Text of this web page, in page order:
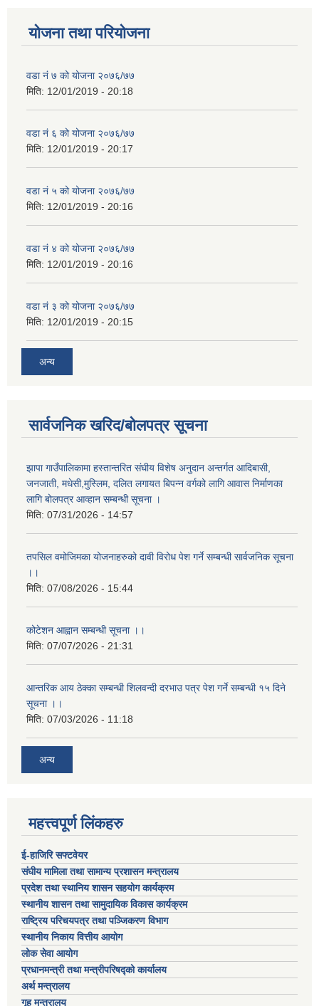
योजना तथा परियोजना
वडा नं ७ को योजना २०७६/७७
मिति: 12/01/2019 - 20:18
वडा नं ६ को योजना २०७६/७७
मिति: 12/01/2019 - 20:17
वडा नं ५ को योजना २०७६/७७
मिति: 12/01/2019 - 20:16
वडा नं ४ को योजना २०७६/७७
मिति: 12/01/2019 - 20:16
वडा नं ३ को योजना २०७६/७७
मिति: 12/01/2019 - 20:15
अन्य
सार्वजनिक खरिद/बोलपत्र सूचना
झापा गाउँपालिकामा हस्तान्तरित संघीय विशेष अनुदान अन्तर्गत आदिबासी,
जनजाती, मधेसी,मुस्लिम, दलित लगायत बिपन्न वर्गको लागि आवास निर्माणका
लागि बोलपत्र आव्हान सम्बन्धी सूचना ।
मिति: 07/31/2026 - 14:57
तपसिल वमोजिमका योजनाहरुको दावी विरोध पेश गर्ने सम्बन्धी सार्वजनिक सूचना
।।
मिति: 07/08/2026 - 15:44
कोटेशन आह्वान सम्बन्धी सूचना ।।
मिति: 07/07/2026 - 21:31
आन्तरिक आय ठेक्का सम्बन्धी शिलवन्दी दरभाउ पत्र पेश गर्ने सम्बन्धी १५ दिने
सूचना ।।
मिति: 07/03/2026 - 11:18
अन्य
महत्त्वपूर्ण लिंकहरु
ई-हाजिरि सफ्टवेयर
संघीय मामिला तथा सामान्य प्रशासन मन्त्रालय
प्रदेश तथा स्थानिय शासन सहयोग कार्यक्रम
स्थानीय शासन तथा सामुदायिक विकास कार्यक्रम
राष्ट्रिय परिचयपत्र तथा पञ्जिकरण विभाग
स्थानीय निकाय वित्तीय आयोग
लोक सेवा आयोग
प्रधानमन्त्री तथा मन्त्रीपरिषद्को कार्यालय
अर्थ मन्त्रालय
गृह मन्त्रालय